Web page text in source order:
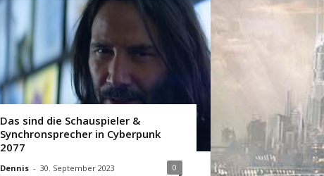
Das sind die Schauspieler &
Synchronsprecher in Cyberpunk
2077
Dennis - 30. September 2023 0